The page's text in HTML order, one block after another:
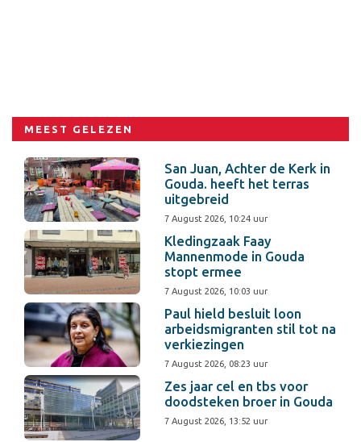
MEEST GELEZEN
San Juan, Achter de Kerk in
Gouda. heeft het terras
uitgebreid
7 August 2026, 10:24 uur
Kledingzaak Faay
Mannenmode in Gouda
stopt ermee
7 August 2026, 10:03 uur
Paul hield besluit loon
arbeidsmigranten stil tot na
verkiezingen
7 August 2026, 08:23 uur
Zes jaar cel en tbs voor
doodsteken broer in Gouda
7 August 2026, 13:52 uur